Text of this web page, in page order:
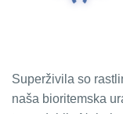
Superživila so
naša bioritemska